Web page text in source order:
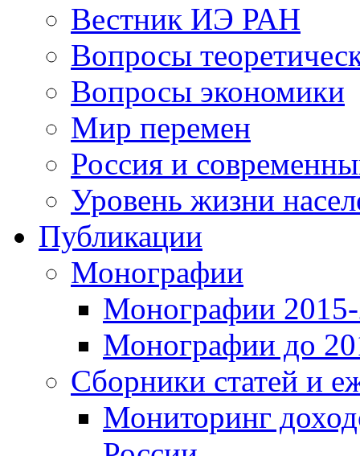
Вестник ИЭ РАН
Вопросы
Вопросы экономики
Мир перемен
Россия и
Уровень жизни
Публикации
Монографии
Монографии 2015-
Монографии до
Сборники статей и
Мониторинг